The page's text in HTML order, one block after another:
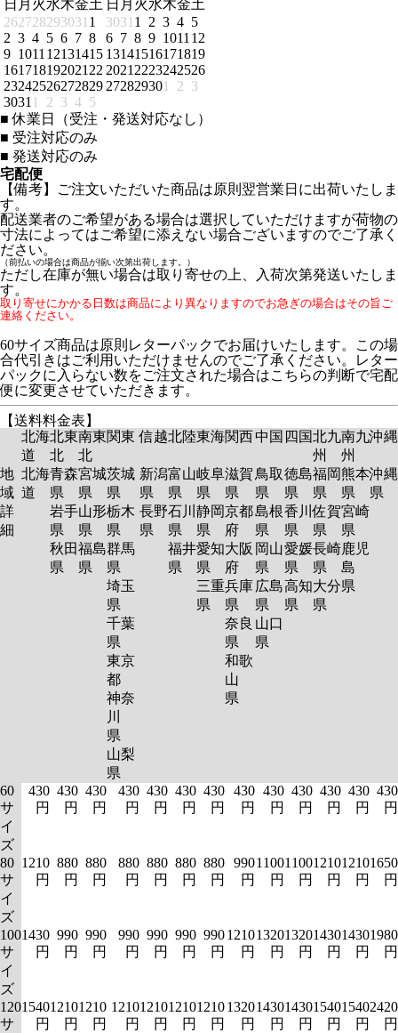
日 月 火水木金土
262728293031 1
2 3 4 5 6 7 8
9 1011 12131415
161718192021 22
23242526272829
3031 1 2 3 4 5
日 月 火水木金土
3031 1 2 3 4 5
6 7 8 9 1011 12
13141516171819
2021 2223242526
272829301 2 3
■ 休業日（受注・発送対応なし）
■ 受注対応のみ
■ 発送対応のみ
宅配便
【備考】ご注文いただいた商品は原則翌営業日に出荷いたしま
す。
配送業者のご希望がある場合は選択していただけますが荷物の
寸法によってはご希望に添えない場合ございますのでご了承く
ださい。
（前払いの場合は商品が揃い次第出荷します。）
ただし在庫が無い場合は取り寄せの上、入荷次第発送いたしま
す。
取り寄せにかかる日数は商品により異なりますのでお急ぎの場合はその旨ご
連絡ください。
60サイズ商品は原則レターパックでお届けいたします。この場
合代引きはご利用いただけませんのでご了承ください。レター
パックに入らない数をご注文された場合はこちらの判断で宅配
便に変更させていただきます。
【送料料金表】
北海
道
北東
北
南東
北
関東 信越北陸東海関西中国 四国北九
州
南九
州
沖縄
地
域
詳
細
北海
道
青森
県
岩手
県
秋田
県
宮城
県
山形
県
福島
県
茨城
県
栃木
県
群馬
県
埼玉
県
千葉
県
東京
都
神奈
川
県
山梨
県
新潟
県
長野
県
富山
県
石川
県
福井
県
岐阜
県
静岡
県
愛知
県
三重
県
滋賀
県
京都
府
大阪
府
兵庫
県
奈良
県
和歌
山
県
鳥取
県
島根
県
岡山
県
広島
県
山口
県
徳島
県
香川
県
愛媛
県
高知
県
福岡
県
佐賀
県
長崎
県
大分
県
熊本
県
宮崎
県
鹿児
島
県
沖縄
県
60
サ
イ
ズ
430
円
430
円
430
円
430
円
430
円
430
円
430
円
430
円
430
円
430
円
430
円
430
円
430
円
80
サ
イ
ズ
1210
円
880
円
880
円
880
円
880
円
880
円
880
円
990
円
1100
円
1100
円
1210
円
1210
円
1650
円
100
サ
イ
ズ
1430
円
990
円
990
円
990
円
990
円
990
円
990
円
1210
円
1320
円
1320
円
1430
円
1430
円
1980
円
120
サ
1540
円
1210
円
1210
円
1210
円
1210
円
1210
円
1210
円
1320
円
1430
円
1430
円
1540
円
1540
円
2420
円